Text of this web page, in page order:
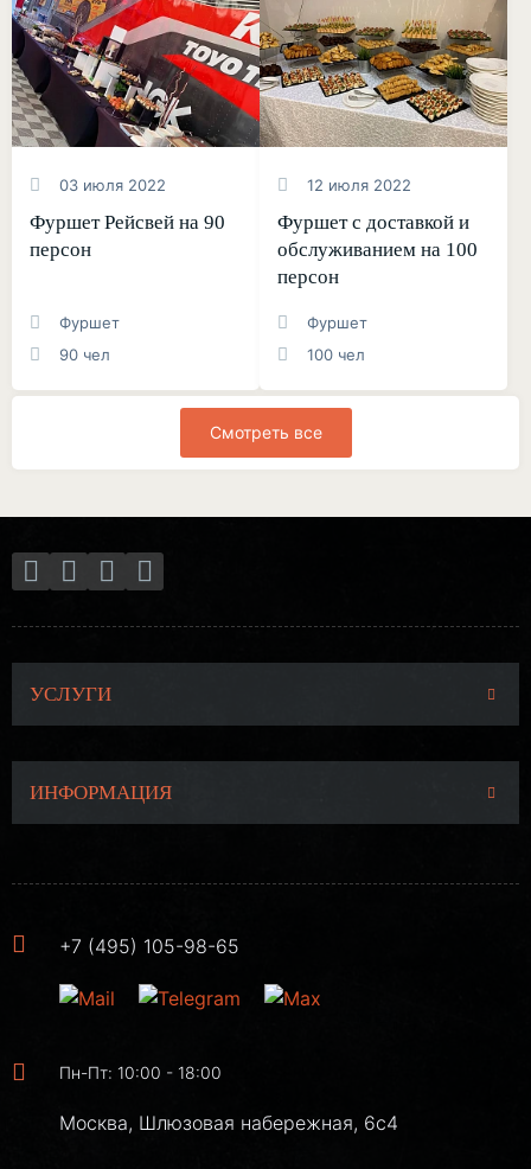
03 июля 2022
Фуршет Рейсвей на 90
персон
Фуршет
90 чел
12 июля 2022
Фуршет с доставкой и
обслуживанием на 100
персон
Фуршет
100 чел
Смотреть все
УСЛУГИ
ИНФОРМАЦИЯ
+7 (495) 105-98-65
Пн-Пт: 10:00 - 18:00
Москва, Шлюзовая набережная, 6с4